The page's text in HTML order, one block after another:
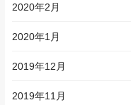
2020年2月
2020年1月
2019年12月
2019年11月